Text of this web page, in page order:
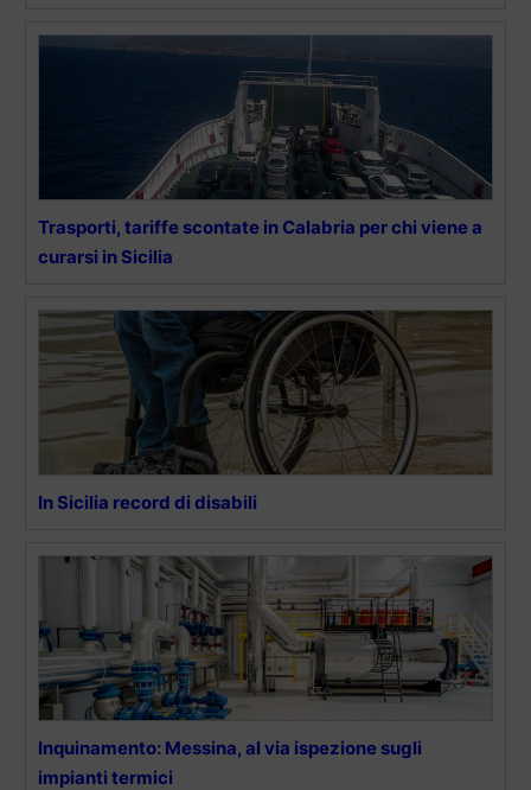
Trasporti, tariffe scontate in Calabria per chi viene a
curarsi in Sicilia
In Sicilia record di disabili
Inquinamento: Messina, al via ispezione sugli
impianti termici